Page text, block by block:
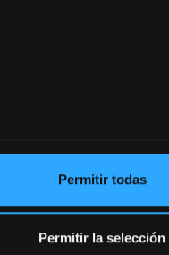
Permitir todas
Permitir la selección
las actividades
en
de cumplimentar
los costes
, teniendo
Fleet
de la flota
gestionan flotas